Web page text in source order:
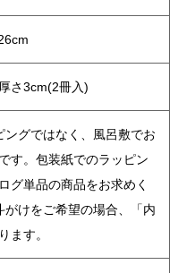
さ3cm(2冊入)
ングではなく、風呂敷でお
す。包装紙でのラッピン
グ単品の商品をお求めく
がけをご希望の場合、「内
ます。